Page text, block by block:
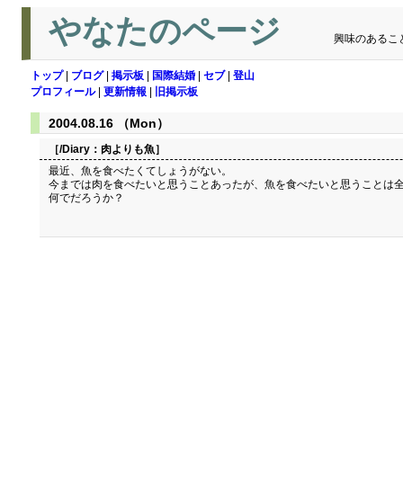
やなたのページ 興味のあるこ
トップ| ブログ| 掲示板 国際結婚 セブ| 登山
プロフィール| 更新情報 旧掲示板
2004.08.16 （Mon）
［/Diary： 肉よりも魚］
最近、魚を食べたくてしょうがない。
今までは肉を食べたいと思うことあったが、魚を食べたいと思うことは
何でだろうか？